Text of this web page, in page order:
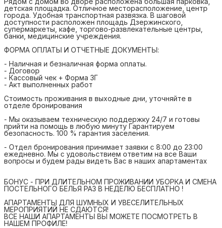
детская площадка. Отличное месторасположение, центр
города. Удобная транспортная развязка. В шаговой
доступности расположен площадь Дзержинского,
супермаркеты, кафе, торгово-развлекательные центры,
банки, медицинские учреждения.
ФОРМА ОПЛАТЫ И ОТЧЕТНЫЕ ДОКУМЕНТЫ:
- Наличная и безналичная форма оплаты.
- Договор
- Кассовый чек + Форма 3Г
- Акт выполненных работ
Стоимость проживания в выходные дни, уточняйте в
отделе бронирования
- Мы оказываем техническую поддержку 24/7 и готовы
прийти на помощь в любую минуту Гарантируем
безопасность. 100 % гарантия заселения.
- Отдел бронирования принимает заявки с 8:00 до 23:00
ежедневно. Мы с удовольствием ответим на все Ваши
вопросы и будем рады видеть Вас в наших апартаментах
БОНУС - ПРИ ДЛИТЕЛЬНОМ ПРОЖИВАНИИ УБОРКА И СМЕНА
ПОСТЕЛЬНОГО БЕЛЬЯ РАЗ В НЕДЕЛЮ БЕСПЛАТНО !
АПАРТАМЕНТЫ ДЛЯ ШУМНЫХ И УВЕСЕЛИТЕЛЬНЫХ
МЕРОПРИЯТИЙ НЕ СДАЮТСЯ!
ВСЕ НАШИ АПАРТАМЕНТЫ ВЫ МОЖЕТЕ ПОСМОТРЕТЬ В
НАШЕМ ПРОФИЛЕ!